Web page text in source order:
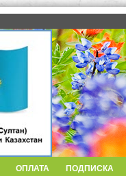
ОПЛАТА ПОДПИСКА